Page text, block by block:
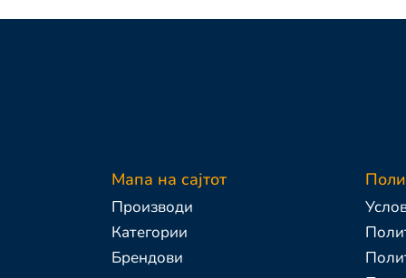
Мапа на сајтот
Производи
Категории
Брендови